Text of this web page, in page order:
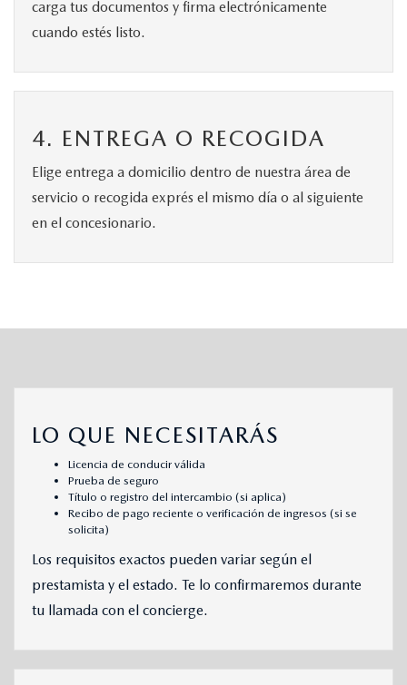
carga tus documentos y firma electrónicamente
cuando estés listo.
4. ENTREGA O RECOGIDA
Elige entrega a domicilio dentro de nuestra área de
servicio o recogida exprés el mismo día o al siguiente
en el concesionario.
LO QUE NECESITARÁS
Licencia de conducir válida
Prueba de seguro
Título o registro del intercambio (si aplica)
Recibo de pago reciente o verificación de ingresos (si se
solicita)
Los requisitos exactos pueden variar según el
prestamista y el estado. Te lo confirmaremos durante
tu llamada con el concierge.